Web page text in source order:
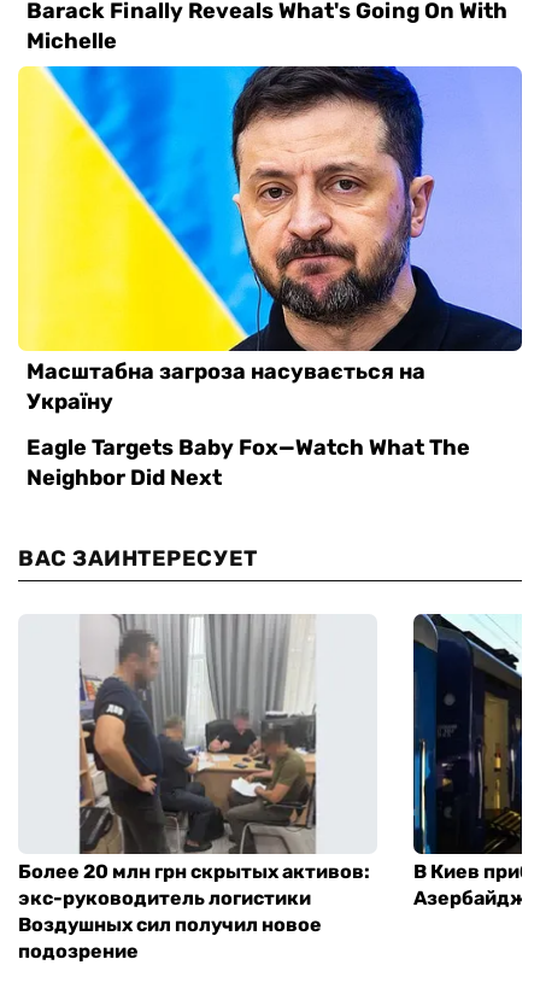
ВАС ЗАИНТЕРЕСУЕТ
Более 20 млн грн скрытых активов:
экс-руководитель логистики
Воздушных сил получил новое
подозрение
В Киев